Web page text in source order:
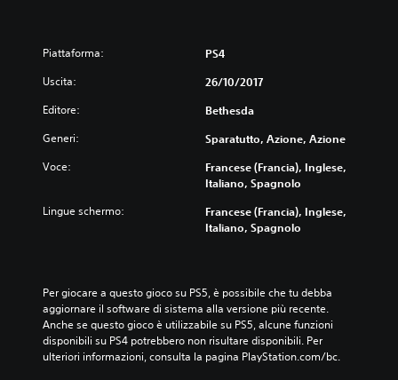
Piattaforma: PS4
Uscita: 26/10/2017
Editore: Bethesda
Generi: Sparatutto, Azione, Azione
Voce:
Francese (Francia), Inglese,
Italiano, Spagnolo
Lingue schermo:
Francese (Francia), Inglese,
Italiano, Spagnolo
Per giocare a questo gioco su PS5, è possibile che tu debba
aggiornare il software di sistema alla versione più recente.
Anche se questo gioco è utilizzabile su PS5, alcune funzioni
disponibili su PS4 potrebbero non risultare disponibili. Per
ulteriori informazioni, consulta la pagina PlayStation.com/bc.